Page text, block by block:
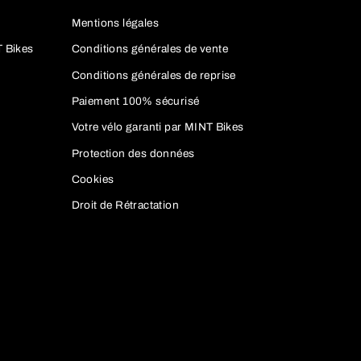
tout en étant capable de
Bikes
Mentions légales
Conditions générales de vente
Conditions générales de reprise
Paiement 100% sécurisé
Votre vélo garanti par MINT Bikes
Protection des données
Cookies
Droit de Rétractation